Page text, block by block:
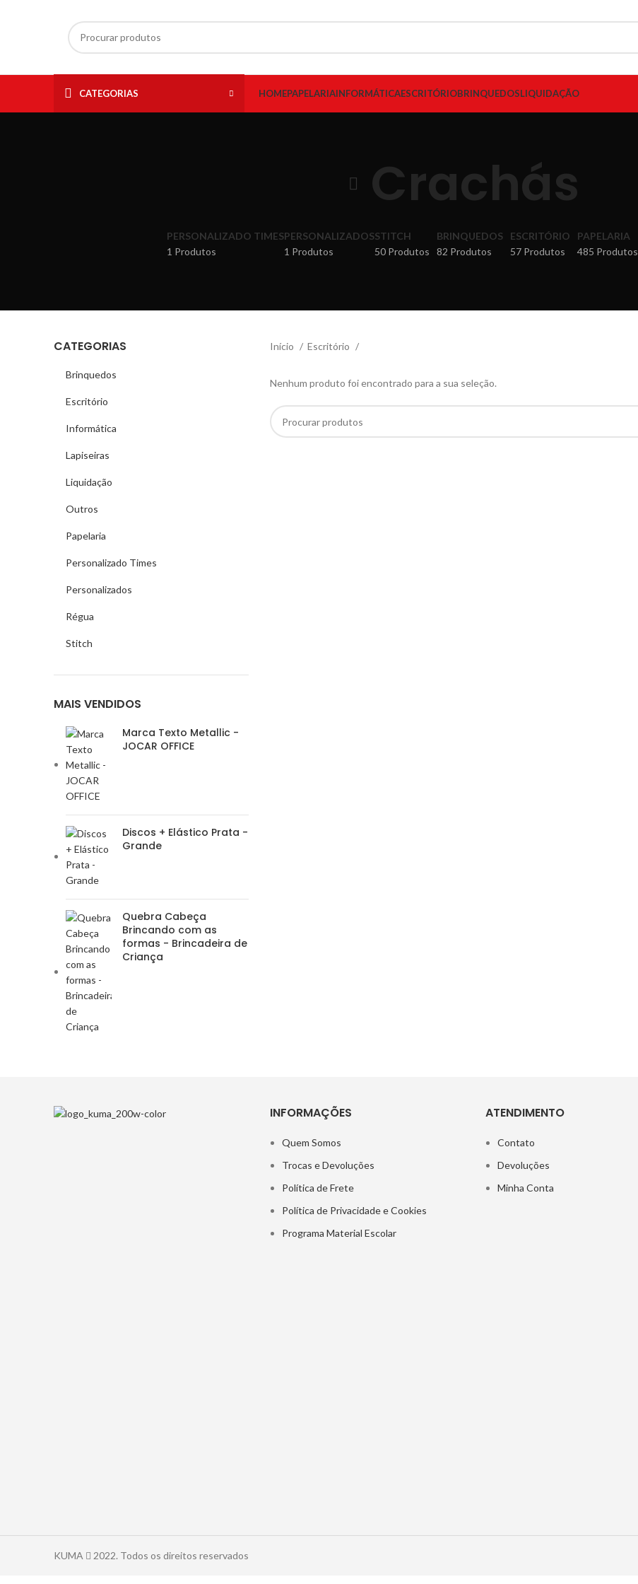
CATEGORIAS HOMEPAPELARIAINFORMÁTICAESCRITÓRIOBRINQUEDOSLIQUIDAÇÃO
Crachás
PERSONALIZADO TIMES
1 Produtos
PERSONALIZADOS
1 Produtos
STITCH
50 Produtos
BRINQUEDOS
82 Produtos
ESCRITÓRIO
57 Produtos
PAPELARIA
485 Produtos
CATEGORIAS
Brinquedos
Escritório
Informática
Lapiseiras
Liquidação
Outros
Papelaria
Personalizado Times
Personalizados
Régua
Stitch
MAIS VENDIDOS
Marca Texto Metallic -
JOCAR OFFICE
Discos + Elástico Prata -
Grande
Quebra Cabeça
Brincando com as
formas - Brincadeira de
Criança
Início Escritório
Nenhum produto foi encontrado para a sua seleção.
INFORMAÇÕES
Quem Somos
Trocas e Devoluções
Política de Frete
Política de Privacidade e Cookies
Programa Material Escolar
ATENDIMENTO
Contato
Devoluções
Minha Conta
KUMA 2022. Todos os direitos reservados